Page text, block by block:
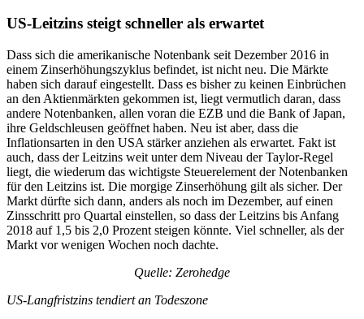
US-Leitzins steigt schneller als erwartet
Dass sich die amerikanische Notenbank seit Dezember 2016 in
einem Zinserhöhungszyklus befindet, ist nicht neu. Die Märkte
haben sich darauf eingestellt. Dass es bisher zu keinen Einbrüchen
an den Aktienmärkten gekommen ist, liegt vermutlich daran, dass
andere Notenbanken, allen voran die EZB und die Bank of Japan,
ihre Geldschleusen geöffnet haben. Neu ist aber, dass die
Inflationsarten in den USA stärker anziehen als erwartet. Fakt ist
auch, dass der Leitzins weit unter dem Niveau der Taylor-Regel
liegt, die wiederum das wichtigste Steuerelement der Notenbanken
für den Leitzins ist. Die morgige Zinserhöhung gilt als sicher. Der
Markt dürfte sich dann, anders als noch im Dezember, auf einen
Zinsschritt pro Quartal einstellen, so dass der Leitzins bis Anfang
2018 auf 1,5 bis 2,0 Prozent steigen könnte. Viel schneller, als der
Markt vor wenigen Wochen noch dachte.
Quelle: Zerohedge
US-Langfristzins tendiert an Todeszone